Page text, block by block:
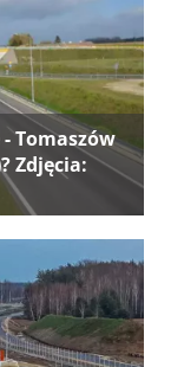
- Tomaszów
Zdjęcia: